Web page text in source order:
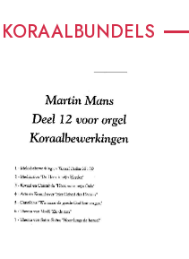
KORAALBUNDELS